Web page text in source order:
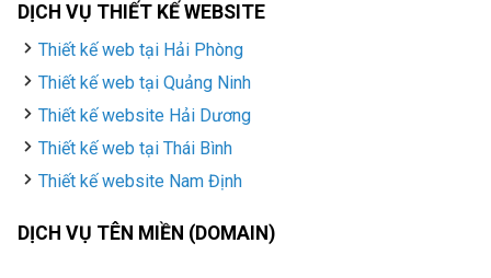
DỊCH VỤ THIẾT KẾ WEBSITE
Thiết kế web tại Hải Phòng
Thiết kế web tại Quảng Ninh
Thiết kế website Hải Dương
Thiết kế web tại Thái Bình
Thiết kế website Nam Định
DỊCH VỤ TÊN MIỀN (DOMAIN)